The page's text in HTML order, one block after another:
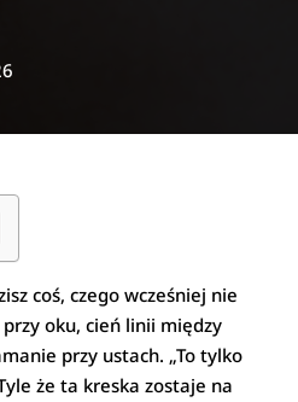
coś, czego wcześniej nie
oku, cień linii między
przy ustach. „To tylko
że ta kreska zostaje na